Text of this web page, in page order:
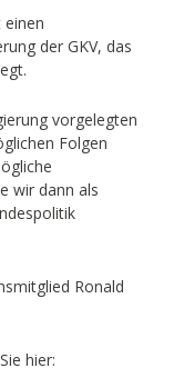
einen
der GKV, das
vorgelegten
Folgen
wir dann als
Ronald
hier: